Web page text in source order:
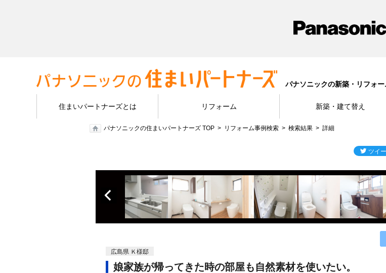
パナソニックの新築・リフォ
住まいパートナーズとは リフォーム 新築・建て替え
パナソニックの住まいパートナーズ TOP リフォーム事例検索 検索結果 詳細
広島県 Ｋ様邸
娘家族が帰ってきた時の部屋も自然素材を使いたい。